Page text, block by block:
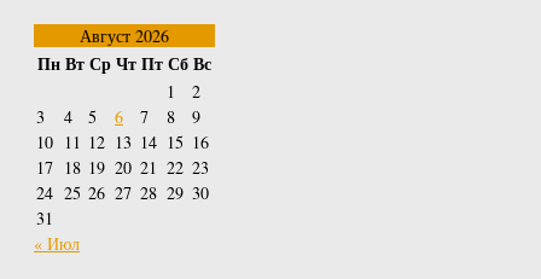
Август 2026
ПнВтСрЧтПтСбВс
1
2
3
4 5 6 7 8
9
10 11 12 13 14 15 16
17 18 19 20 21 22 23
24 25 26 27 28 29 30
31
« Июл